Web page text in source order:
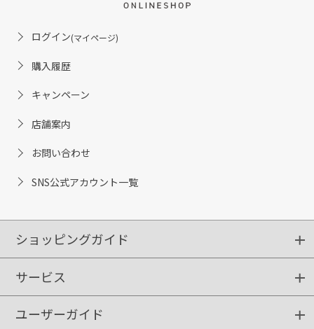
ログイン(マイページ)
購入履歴
キャンペーン
店舗案内
お問い合わせ
SNS公式アカウント一覧
ショッピングガイド
ショッピングガイド
ご注文方法
送料・配送
クーポンご利用方法
サービス
定期購入
ポイントサービス
お知らせメール
ユーザーガイド